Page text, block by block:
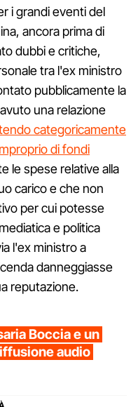
i grandi eventi del
ancora prima di
dubbi e critiche,
tra l'ex ministro
pubblicamente la
una relazione
categoricamente
di fondi
le spese relative alla
carico e che non
per cui potesse
e politica
l'ex ministro a
danneggiasse
reputazione.
Boccia e un
audio